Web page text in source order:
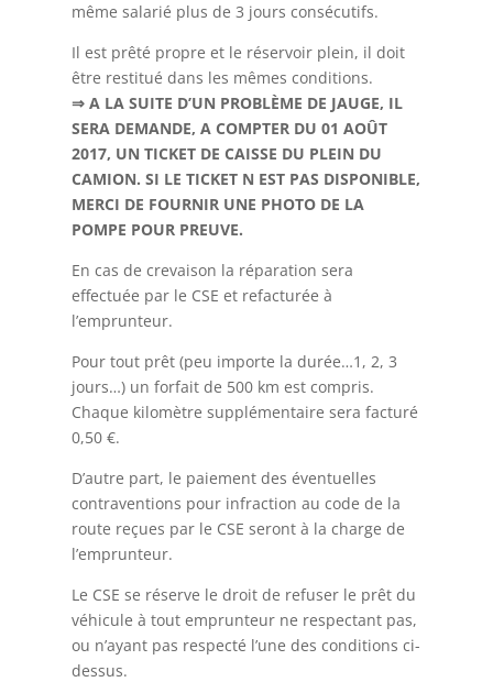
même salarié plus de 3 jours consécutifs.
Il est prêté propre et le réservoir plein, il doit
être restitué dans les mêmes conditions.
⇒ A LA SUITE D’UN PROBLÈME DE JAUGE, IL
SERA DEMANDE, A COMPTER DU 01 AOÛT
2017, UN TICKET DE CAISSE DU PLEIN DU
CAMION. SI LE TICKET N EST PAS DISPONIBLE,
MERCI DE FOURNIR UNE PHOTO DE LA
POMPE POUR PREUVE.
En cas de crevaison la réparation sera
effectuée par le CSE et refacturée à
l’emprunteur.
Pour tout prêt (peu importe la durée…1, 2, 3
jours…) un forfait de 500 km est compris.
Chaque kilomètre supplémentaire sera facturé
0,50 €.
D’autre part, le paiement des éventuelles
contraventions pour infraction au code de la
route reçues par le CSE seront à la charge de
l’emprunteur.
Le CSE se réserve le droit de refuser le prêt du
véhicule à tout emprunteur ne respectant pas,
ou n’ayant pas respecté l’une des conditions ci-
dessus.